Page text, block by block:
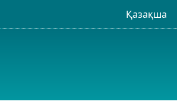
Қазақша